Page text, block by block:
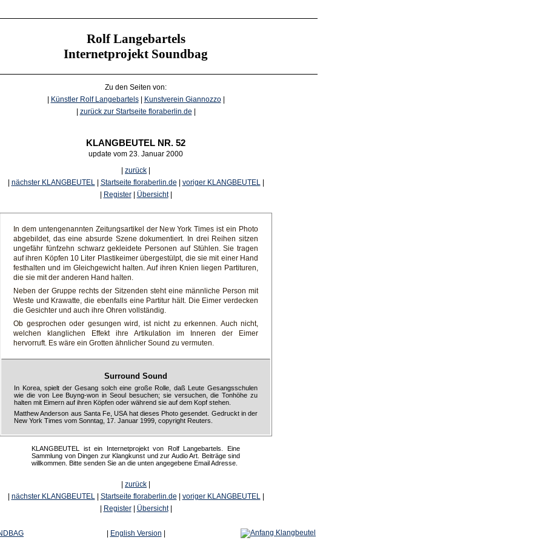
Rolf Langebartels
Internetprojekt Soundbag
Zu den Seiten von:
Künstler Rolf Langebartels| Kunstverein Giannozzo|
zurück zur Startseite floraberlin.de
KLANGBEUTEL NR. 52
update vom 23. Januar 2000
zurück
nächster KLANGBEUTEL| Startseite floraberlin.de voriger KLANGBEUTEL|
Register| Übersicht|
In dem untengenannten Zeitungsartikel der New York Times ist ein Photo
abgebildet, das eine absurde Szene dokumentiert. In drei Reihen sitzen
ungefähr fünfzehn schwarz gekleidete Personen auf Stühlen. Sie tragen
auf ihren Köpfen 10 Liter Plastikeimer übergestülpt, die sie mit einer Hand
festhalten und im Gleichgewicht halten. Auf ihren Knien liegen Partituren,
die sie mit der anderen Hand halten.
Neben der Gruppe rechts der Sitzenden steht eine männliche Person mit
Weste und Krawatte, die ebenfalls eine Partitur hält. Die Eimer verdecken
die Gesichter und auch ihre Ohren vollständig.
Ob gesprochen oder gesungen wird, ist nicht zu erkennen. Auch nicht,
welchen klanglichen Effekt ihre Artikulation im Inneren der Eimer
hervorruft. Es wäre ein Grotten ähnlicher Sound zu vermuten.
Surround Sound
In Korea, spielt der Gesang solch eine große Rolle, daß Leute Gesangsschulen
wie die von Lee Buyng-won in Seoul besuchen; sie versuchen, die Tonhöhe zu
halten mit Eimern auf ihren Köpfen oder während sie auf dem Kopf stehen.
Matthew Anderson aus Santa Fe, USA hat dieses Photo gesendet. Gedruckt in der
New York Times vom Sonntag, 17. Januar 1999, copyright Reuters.
KLANGBEUTEL ist ein Internetprojekt von Rolf Langebartels. Eine
Sammlung von Dingen zur Klangkunst und zur Audio Art. Beiträge sind
willkommen. Bitte senden Sie an die unten angegebene Email Adresse.
zurück
nächster KLANGBEUTEL| Startseite floraberlin.de voriger KLANGBEUTEL|
Register| Übersicht|
English Version